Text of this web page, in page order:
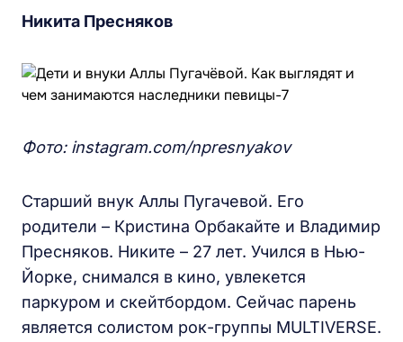
Никита Пресняков
Фото: instagram.com/npresnyakov
Старший внук Аллы Пугачевой. Его
родители – Кристина Орбакайте и Владимир
Пресняков. Никите – 27 лет. Учился в Нью-
Йорке, снимался в кино, увлекется
паркуром и скейтбордом. Сейчас парень
является солистом рок-группы MULTIVERSE.